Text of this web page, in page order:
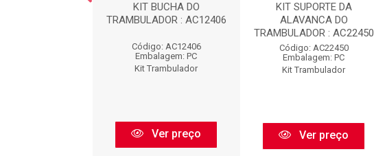
KIT BUCHA DO
TRAMBULADOR : AC12406
Código: AC12406
Embalagem: PC
Kit Trambulador
Ver preço
KIT SUPORTE DA
ALAVANCA DO
TRAMBULADOR : AC22450
Código: AC22450
Embalagem: PC
Kit Trambulador
Ver preço